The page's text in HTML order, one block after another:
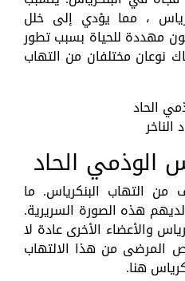
، مما يؤدي إلى خلل
مهددة للحياة بسبب تطور
نوعان مختلفان من التهاب
الحاد
الناخر
الوذمي الحاد
التهاب البنكرياس. ما
لديهم هذه الصورة السريرية.
والأعضاء الأخرى عادة لا
المرضى من هذا الالتهاب
هنا.